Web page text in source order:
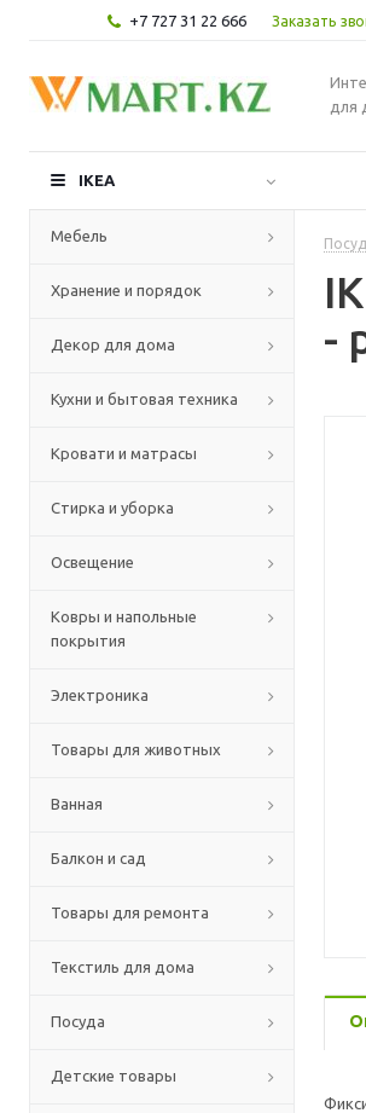
+7 727 31 22 666 Заказать
для
IKEA
Мебель
Хранение и порядок
Декор для дома
Кухни и бытовая техника
Кровати и матрасы
Стирка и уборка
Освещение
Ковры и напольные
покрытия
Электроника
Товары для животных
Ванная
Балкон и сад
Товары для ремонта
Текстиль для дома
Посуда
Детские товары
-